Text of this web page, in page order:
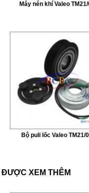
Máy nén khí Valeo
Bộ puli lốc Valeo TM21/
XEM THÊM